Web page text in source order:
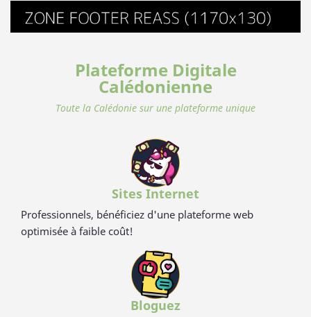
Plateforme Digitale
Calédonienne
Toute la Calédonie sur une plateforme unique
Sites Internet
Professionnels, bénéficiez d'une plateforme web
optimisée à faible coût!
Bloguez